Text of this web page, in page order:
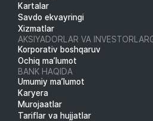
Kartalar
Savdo ekvayringi
Xizmatlar
AKSIYADORLAR VA
Korporativ boshqaruv
Ochiq ma’lumot
BANK HAQIDA
Umumiy ma’lumot
Karyera
Murojaatlar
Tariflar va hujjatlar